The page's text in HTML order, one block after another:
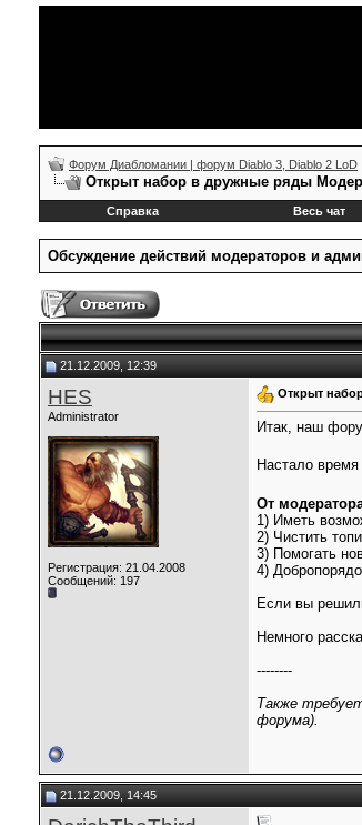
Форум Диабломании | форум Diablo 3, Diablo 2 LoD
Открыт набор в дружные ряды
Справка
Весь чат
Обсуждение действий модераторов и
21.12.2009, 12:39
HES
Administrator
Регистрация: 21.04.2008
Сообщений: 197
Открыт
Итак, наш
Настало
От
1) Иметь
2) Чистить
3) Помогать
4)
Если вы
Немного
--------
Также
форума).
21.12.2009, 14:45